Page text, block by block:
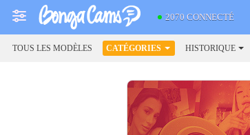
2070 CONNECTÉ
TOUS LES MODÈLES CATÉGORIES HISTORIQUE